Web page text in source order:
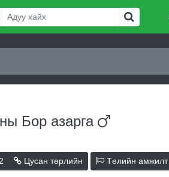
Бор азарга
2 Цусан төрлийн Төлийн амжилт